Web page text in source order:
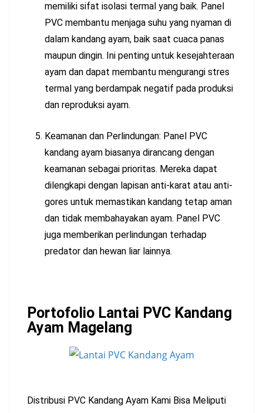
memiliki sifat isolasi termal yang baik. Panel
PVC membantu menjaga suhu yang nyaman di
dalam kandang ayam, baik saat cuaca panas
maupun dingin. Ini penting untuk kesejahteraan
ayam dan dapat membantu mengurangi stres
termal yang berdampak negatif pada produksi
dan reproduksi ayam.
Keamanan dan Perlindungan: Panel PVC
kandang ayam biasanya dirancang dengan
keamanan sebagai prioritas. Mereka dapat
dilengkapi dengan lapisan anti-karat atau anti-
gores untuk memastikan kandang tetap aman
dan tidak membahayakan ayam. Panel PVC
juga memberikan perlindungan terhadap
predator dan hewan liar lainnya.
Portofolio Lantai PVC Kandang
Ayam Magelang
Distribusi PVC Kandang Ayam Kami Bisa Meliputi